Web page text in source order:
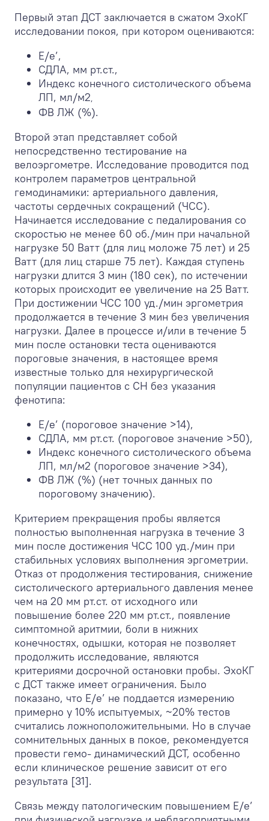
Первый этап ДСТ заключается в сжатом ЭхоКГ
исследовании покоя, при котором оцениваются:
Е/e’,
СДЛА, мм рт.ст.,
Индекс конечного систолического объема
ЛП, мл/м2,
ФВ ЛЖ (%).
Второй этап представляет собой
непосредственно тестирование на
велоэргометре. Исследование проводится под
контролем параметров центральной
гемодинамики: артериального давления,
частоты сердечных сокращений (ЧСС).
Начинается исследование с педалирования со
скоростью не менее 60 об./мин при начальной
нагрузке 50 Ватт (для лиц моложе 75 лет) и 25
Ватт (для лиц старше 75 лет). Каждая ступень
нагрузки длится 3 мин (180 сек), по истечении
которых происходит ее увеличение на 25 Ватт.
При достижении ЧСС 100 уд./мин эргометрия
продолжается в течение 3 мин без увеличения
нагрузки. Далее в процессе и/или в течение 5
мин после остановки теста оцениваются
пороговые значения, в настоящее время
известные только для нехирургической
популяции пациентов с СН без указания
фенотипа:
Е/e’ (пороговое значение >14),
СДЛА, мм рт.ст. (пороговое значение >50),
Индекс конечного систолического объема
ЛП, мл/м2 (пороговое значение >34),
ФВ ЛЖ (%) (нет точных данных по
пороговому значению).
Критерием прекращения пробы является
полностью выполненная нагрузка в течение 3
мин после достижения ЧСС 100 уд./мин при
стабильных условиях выполнения эргометрии.
Отказ от продолжения тестирования, снижение
систолического артериального давления менее
чем на 20 мм рт.ст. от исходного или
повышение более 220 мм рт.ст., появление
симптомной аритмии, боли в нижних
конечностях, одышки, которая не позволяет
продолжить исследование, являются
критериями досрочной остановки пробы. ЭхоКГ
с ДСТ также имеет ограничения. Было
показано, что E/e’ не поддается измерению
примерно у 10% испытуемых, ~20% тестов
считались ложноположительными. Но в случае
сомнительных данных в покое, рекомендуется
провести гемо- динамический ДСТ, особенно
если клиническое решение зависит от его
результата [31].
Связь между патологическим повышением E/e’